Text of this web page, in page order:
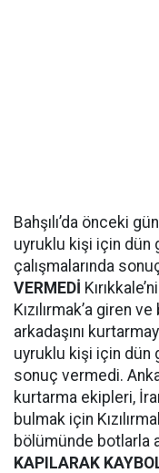
Bahşılı’da önceki
uyruklu kişi için dün
çalışmalarında
VERMEDİ
Kızılırmak’a giren
arkadaşını
uyruklu kişi için dün
sonuç vermedi.
kurtarma ekipleri,
bulmak için
bölümünde botlarla
KAPILARAK